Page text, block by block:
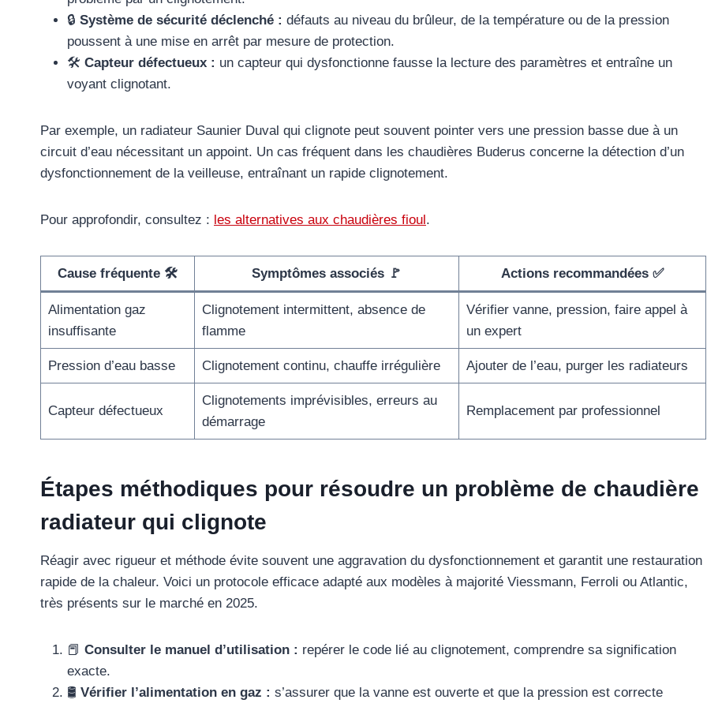
🔒 Système de sécurité déclenché : défauts au niveau du brûleur, de la température ou de la pression
poussent à une mise en arrêt par mesure de protection.
🛠️ Capteur défectueux : un capteur qui dysfonctionne fausse la lecture des paramètres et entraîne un
voyant clignotant.
Par exemple, un radiateur Saunier Duval qui clignote peut souvent pointer vers une pression basse due à un
circuit d’eau nécessitant un appoint. Un cas fréquent dans les chaudières Buderus concerne la détection d’un
dysfonctionnement de la veilleuse, entraînant un rapide clignotement.
Pour approfondir, consultez : les alternatives aux chaudières fioul.
Cause fréquente 🛠️ Symptômes associés 🚩 Actions recommandées ✅
Alimentation gaz
insuffisante
Clignotement intermittent, absence de
flamme
Vérifier vanne, pression, faire appel à
un expert
Pression d’eau basse Clignotement continu, chauffe irrégulière Ajouter de l’eau, purger les radiateurs
Capteur défectueux
Clignotements imprévisibles, erreurs au
démarrage
Remplacement par professionnel
Étapes méthodiques pour résoudre un problème de chaudière
radiateur qui clignote
Réagir avec rigueur et méthode évite souvent une aggravation du dysfonctionnement et garantit une restauration
rapide de la chaleur. Voici un protocole efficace adapté aux modèles à majorité Viessmann, Ferroli ou Atlantic,
très présents sur le marché en 2025.
📕 Consulter le manuel d’utilisation : repérer le code lié au clignotement, comprendre sa signification
exacte.
🛢️ Vérifier l’alimentation en gaz : s’assurer que la vanne est ouverte et que la pression est correcte